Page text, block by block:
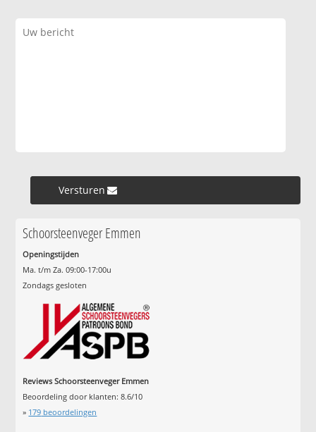
Versturen »
Schoorsteenveger Emmen
Openingstijden
Ma. t/m Za. 09:00-17:00u
Zondags gesloten
Reviews Schoorsteenveger Emmen
Beoordeling door klanten:8.6/10
» 179 beoordelingen